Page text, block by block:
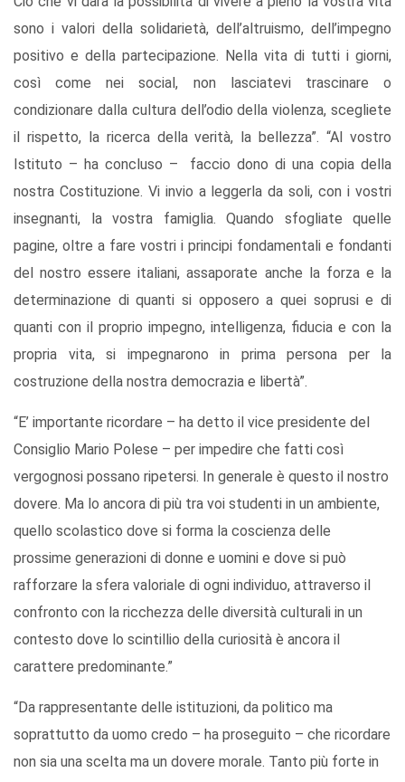
sono i valori della solidarietà, dell’altruismo, dell’impegno
positivo e della partecipazione. Nella vita di tutti i giorni,
così come nei social, non lasciatevi trascinare o
condizionare dalla cultura dell’odio della violenza, scegliete
il rispetto, la ricerca della verità, la bellezza”. “Al vostro
Istituto – ha concluso – faccio dono di una copia della
nostra Costituzione. Vi invio a leggerla da soli, con i vostri
insegnanti, la vostra famiglia. Quando sfogliate quelle
pagine, oltre a fare vostri i principi fondamentali e fondanti
del nostro essere italiani, assaporate anche la forza e la
determinazione di quanti si opposero a quei soprusi e di
quanti con il proprio impegno, intelligenza, fiducia e con la
propria vita, si impegnarono in prima persona per la
costruzione della nostra democrazia e libertà”.
“E’ importante ricordare – ha detto il vice presidente del
Consiglio Mario Polese – per impedire che fatti così
vergognosi possano ripetersi. In generale è questo il nostro
dovere. Ma lo ancora di più tra voi studenti in un ambiente,
quello scolastico dove si forma la coscienza delle
prossime generazioni di donne e uomini e dove si può
rafforzare la sfera valoriale di ogni individuo, attraverso il
confronto con la ricchezza delle diversità culturali in un
contesto dove lo scintillio della curiosità è ancora il
carattere predominante.”
“Da rappresentante delle istituzioni, da politico ma
soprattutto da uomo credo – ha proseguito – che ricordare
non sia una scelta ma un dovere morale. Tanto più forte in